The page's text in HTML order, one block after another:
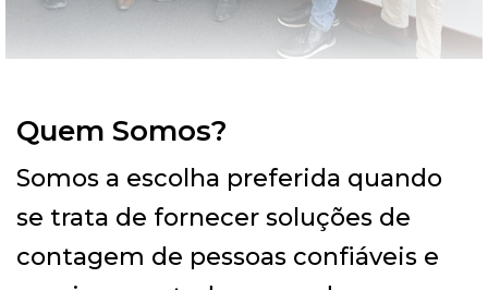
Quem Somos?
Somos a escolha preferida quando
se trata de fornecer soluções de
contagem de pessoas confiáveis e